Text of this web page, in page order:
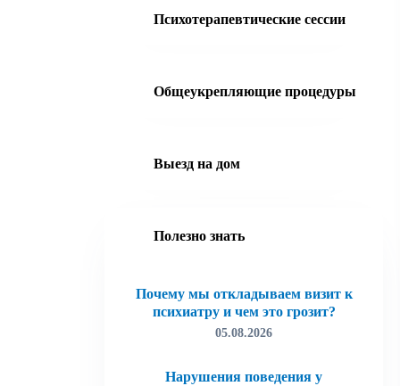
Психотерапевтические сессии
Общеукрепляющие процедуры
Выезд на дом
Полезно знать
Почему мы откладываем визит к
психиатру и чем это грозит?
05.08.2026
Нарушения поведения у